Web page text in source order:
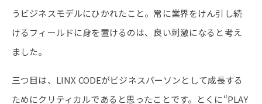
うビジネスモデルにひかれたこと。常に業界をけん引し続
けるフィールドに身を置けるのは、良い刺激になると考え
ました。
三つ目は、LINX CODEがビジネスパーソンとして成長する
ためにクリティカルであると思ったことです。とくに“PLAY